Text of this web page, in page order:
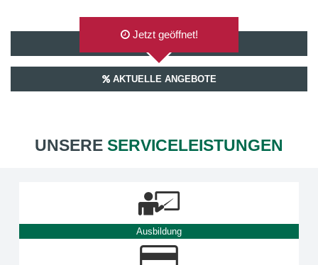
AUF GOOGLEMAPS ANZEIGEN
Jetzt geöffnet!
AKTUELLE ANGEBOTE
UNSERE SERVICELEISTUNGEN
Ausbildung